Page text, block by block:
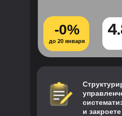
и
-0%
до 20 января